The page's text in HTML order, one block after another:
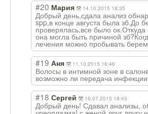
#20 Мария 14.10.2015 18:35
Добрый день,сдала анализ
spp,в конце августа была зб.До
проверялась,все было
она могла быть причиной
лечения можно пробывать
#19 Аня 11.10.2015 16:46
Волосы в интимной зоне в
возможно ли передача
#18 Сергей 16.07.2015 18:43
Добрый день! Сдавал анализы,